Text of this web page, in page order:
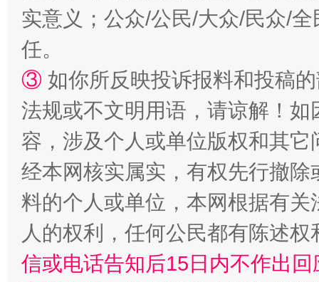
扯下公款旅游的“隐身衣” 如何以
“蜀中异人”王建安的艺术幻境
实意义；公众/公民/大众/民众/
任。
③ 如你所反映投诉报料和投稿
法规或不文明用语，请谅解！
容，涉及个人或单位版权和其它
经本网核实属实，有权先行撤
料的个人或单位，本网根据有
人的权利，任何公民都有陈述
信或电话告知后15日内不作出